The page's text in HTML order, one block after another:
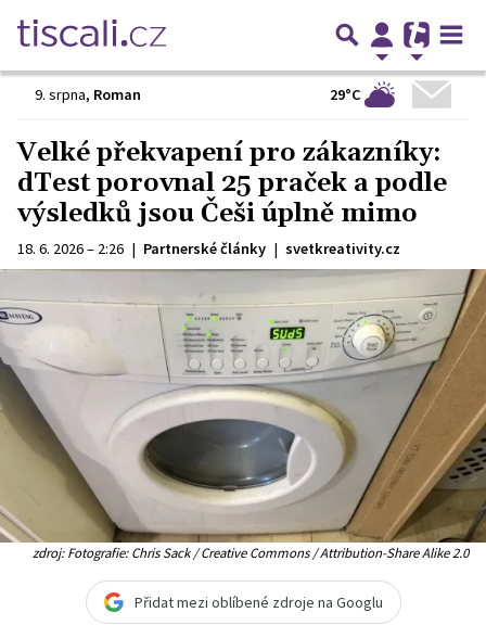
9. srpna, Roman 29°C
Velké překvapení pro zákazníky:
dTest porovnal 25 praček a podle
výsledků jsou Češi úplně mimo
18. 6. 2026 – 2:26 | Partnerské články | svetkreativity.cz
zdroj: Fotografie: Chris Sack / Creative Commons / Attribution-Share Alike 2.0
Přidat mezi oblíbené zdroje na Googlu